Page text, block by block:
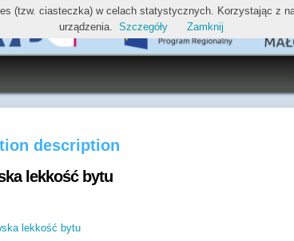
description
lekkość bytu
lekkość bytu
(tzw. ciasteczka) w celach statystycznych. Korzystając z
urządzenia. Szczegóły Zamknij